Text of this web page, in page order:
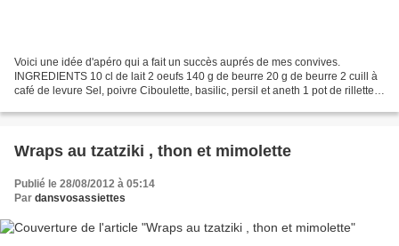
Voici une idée d'apéro qui a fait un succès auprés de mes convives.
INGREDIENTS 10 cl de lait 2 oeufs 140 g de beurre 20 g de beurre 2 cuill à
café de levure Sel, poivre Ciboulette, basilic, persil et aneth 1 pot de rillette
Wraps au tzatziki , thon et mimolette
Publié le 28/08/2012 à 05:14
Par dansvosassiettes